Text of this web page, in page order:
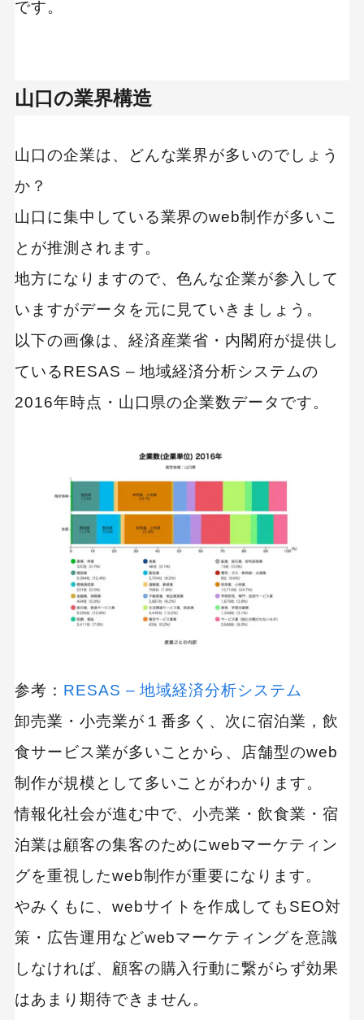
完全成果型のサイト制作｜株式会社アオン
サーバー運用まで総合的にサポート｜ブライジ
様々な企業のIT活用をサポート｜株式会社モト
クロス
【業界別】不動産業界に強い制作会社
制作会社 比較表
オ
不動産に特化したSEO対策が可能｜有限会社
blanc
【業界別】美容・アパレルに強い制作会社
リーミングラボ
【業界別】人材・教育業界に強い制作会社
各種プロモーション企画に対応｜株式会社
Kirara Marketing
顧客のニーズに合わせてサイトをカスタマイズ
できる｜株式会社アピールコム
【業界別】病院・医療業界に強い制作会社
制作会社 比較表
ソリューションの力でビジネスをサポート｜株
式会社コマーシャルアーツ
医療関連サイトの制作に強みあり｜U-be
【制作カテゴリ別】ECサイトの構築が得意な制作
会社
制作会社 比較表
CMSを活用したスピーディなEC構築｜JIN-
合同会社
です。
山口の業界構造
山口の企業は、どんな業界が多いのでしょう
か？
山口に集中している業界のweb制作が多いこ
とが推測されます。
地方になりますので、色んな企業が参入して
いますがデータを元に見ていきましょう。
以下の画像は、経済産業省・内閣府が提供し
ているRESAS – 地域経済分析システムの
2016年時点・山口県の企業数データです。
参考： RESAS – 地域経済分析システム
卸売業・小売業が１番多く、次に宿泊業，飲
食サービス業が多いことから、店舗型のweb
制作が規模として多いことがわかります。
情報化社会が進む中で、小売業・飲食業・宿
泊業は顧客の集客のためにwebマーケティン
グを重視したweb制作が重要になります。
やみくもに、webサイトを作成してもSEO対
策・広告運用などwebマーケティングを意識
しなければ、顧客の購入行動に繋がらず効果
はあまり期待できません。